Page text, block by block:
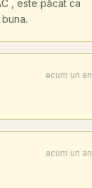
, este păcat ca
acum un an
acum un an